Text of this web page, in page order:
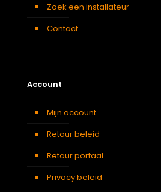
Zoek een installateur
Contact
Account
Mijn account
Retour beleid
Retour portaal
Privacy beleid